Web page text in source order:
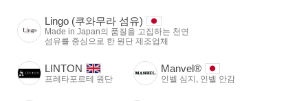
Lingo (쿠와무라 섬유)
Made in Japan의 품질을 고집하는 천연
섬유를 중심으로 한 원단 제조업체
LINTON
프레타포르테 원단
Manvel®
인벨 심지, 인벨 안감